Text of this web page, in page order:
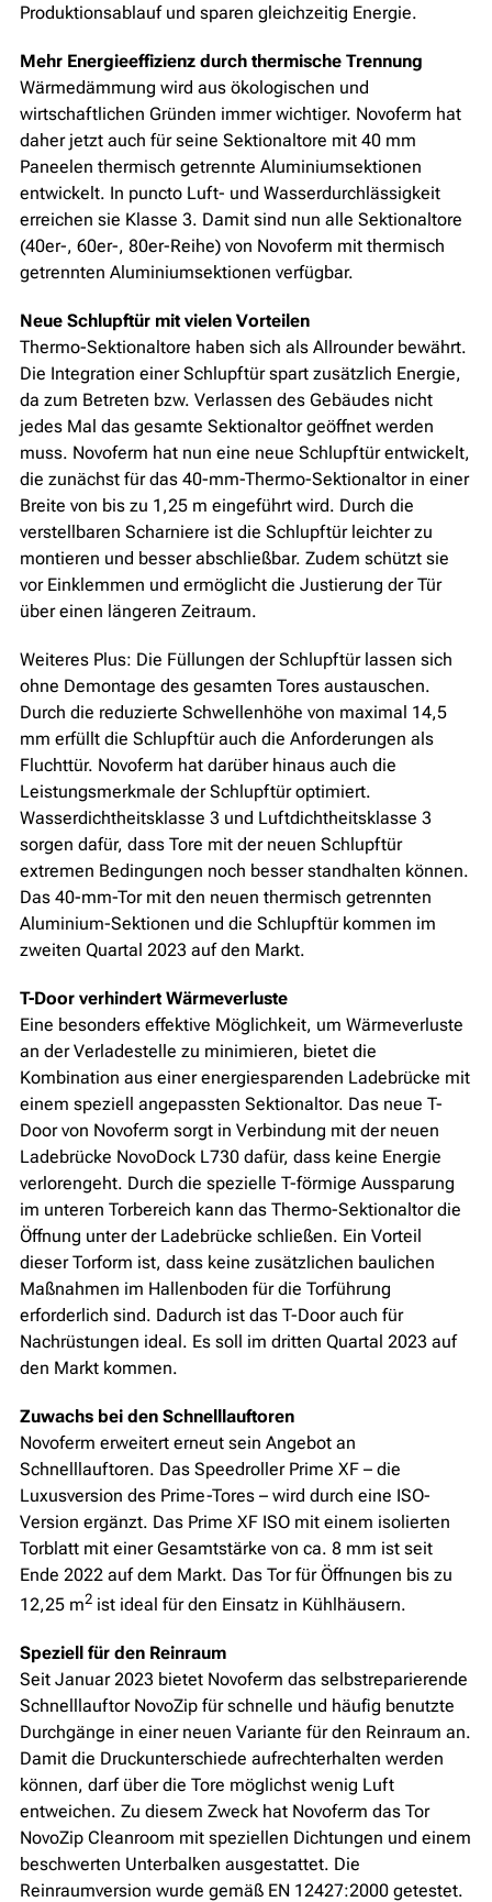
Produktionsablauf und sparen gleichzeitig Energie.
Mehr Energieeffizienz durch thermische Trennung
Wärmedämmung wird aus ökologischen und
wirtschaftlichen Gründen immer wichtiger. Novoferm hat
daher jetzt auch für seine Sektionaltore mit 40 mm
Paneelen thermisch getrennte Aluminiumsektionen
entwickelt. In puncto Luft- und Wasserdurchlässigkeit
erreichen sie Klasse 3. Damit sind nun alle Sektionaltore
(40er-, 60er-, 80er-Reihe) von Novoferm mit thermisch
getrennten Aluminiumsektionen verfügbar.
Neue Schlupftür mit vielen Vorteilen
Thermo-Sektionaltore haben sich als Allrounder bewährt.
Die Integration einer Schlupftür spart zusätzlich Energie,
da zum Betreten bzw. Verlassen des Gebäudes nicht
jedes Mal das gesamte Sektionaltor geöffnet werden
muss. Novoferm hat nun eine neue Schlupftür entwickelt,
die zunächst für das 40-mm-Thermo-Sektionaltor in einer
Breite von bis zu 1,25 m eingeführt wird. Durch die
verstellbaren Scharniere ist die Schlupftür leichter zu
montieren und besser abschließbar. Zudem schützt sie
vor Einklemmen und ermöglicht die Justierung der Tür
über einen längeren Zeitraum.
Weiteres Plus: Die Füllungen der Schlupftür lassen sich
ohne Demontage des gesamten Tores austauschen.
Durch die reduzierte Schwellenhöhe von maximal 14,5
mm erfüllt die Schlupftür auch die Anforderungen als
Fluchttür. Novoferm hat darüber hinaus auch die
Leistungsmerkmale der Schlupftür optimiert.
Wasserdichtheitsklasse 3 und Luftdichtheitsklasse 3
sorgen dafür, dass Tore mit der neuen Schlupftür
extremen Bedingungen noch besser standhalten können.
Das 40-mm-Tor mit den neuen thermisch getrennten
Aluminium-Sektionen und die Schlupftür kommen im
zweiten Quartal 2023 auf den Markt.
T-Door verhindert Wärmeverluste
Eine besonders effektive Möglichkeit, um Wärmeverluste
an der Verladestelle zu minimieren, bietet die
Kombination aus einer energiesparenden Ladebrücke mit
einem speziell angepassten Sektionaltor. Das neue T-
Door von Novoferm sorgt in Verbindung mit der neuen
Ladebrücke NovoDock L730 dafür, dass keine Energie
verlorengeht. Durch die spezielle T-förmige Aussparung
im unteren Torbereich kann das Thermo-Sektionaltor die
Öffnung unter der Ladebrücke schließen. Ein Vorteil
dieser Torform ist, dass keine zusätzlichen baulichen
Maßnahmen im Hallenboden für die Torführung
erforderlich sind. Dadurch ist das T-Door auch für
Nachrüstungen ideal. Es soll im dritten Quartal 2023 auf
den Markt kommen.
Zuwachs bei den Schnelllauftoren
Novoferm erweitert erneut sein Angebot an
Schnelllauftoren. Das Speedroller Prime XF – die
Luxusversion des Prime-Tores – wird durch eine ISO-
Version ergänzt. Das Prime XF ISO mit einem isolierten
Torblatt mit einer Gesamtstärke von ca. 8 mm ist seit
Ende 2022 auf dem Markt. Das Tor für Öffnungen bis zu
12,25 m2 ist ideal für den Einsatz in Kühlhäusern.
Speziell für den Reinraum
Seit Januar 2023 bietet Novoferm das selbstreparierende
Schnelllauftor NovoZip für schnelle und häufig benutzte
Durchgänge in einer neuen Variante für den Reinraum an.
Damit die Druckunterschiede aufrechterhalten werden
können, darf über die Tore möglichst wenig Luft
entweichen. Zu diesem Zweck hat Novoferm das Tor
NovoZip Cleanroom mit speziellen Dichtungen und einem
beschwerten Unterbalken ausgestattet. Die
Reinraumversion wurde gemäß EN 12427:2000 getestet.